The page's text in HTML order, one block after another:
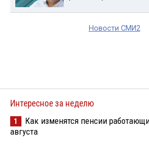
Новости СМИ2
Интересное за неделю
1
Как изменятся пенсии
августа